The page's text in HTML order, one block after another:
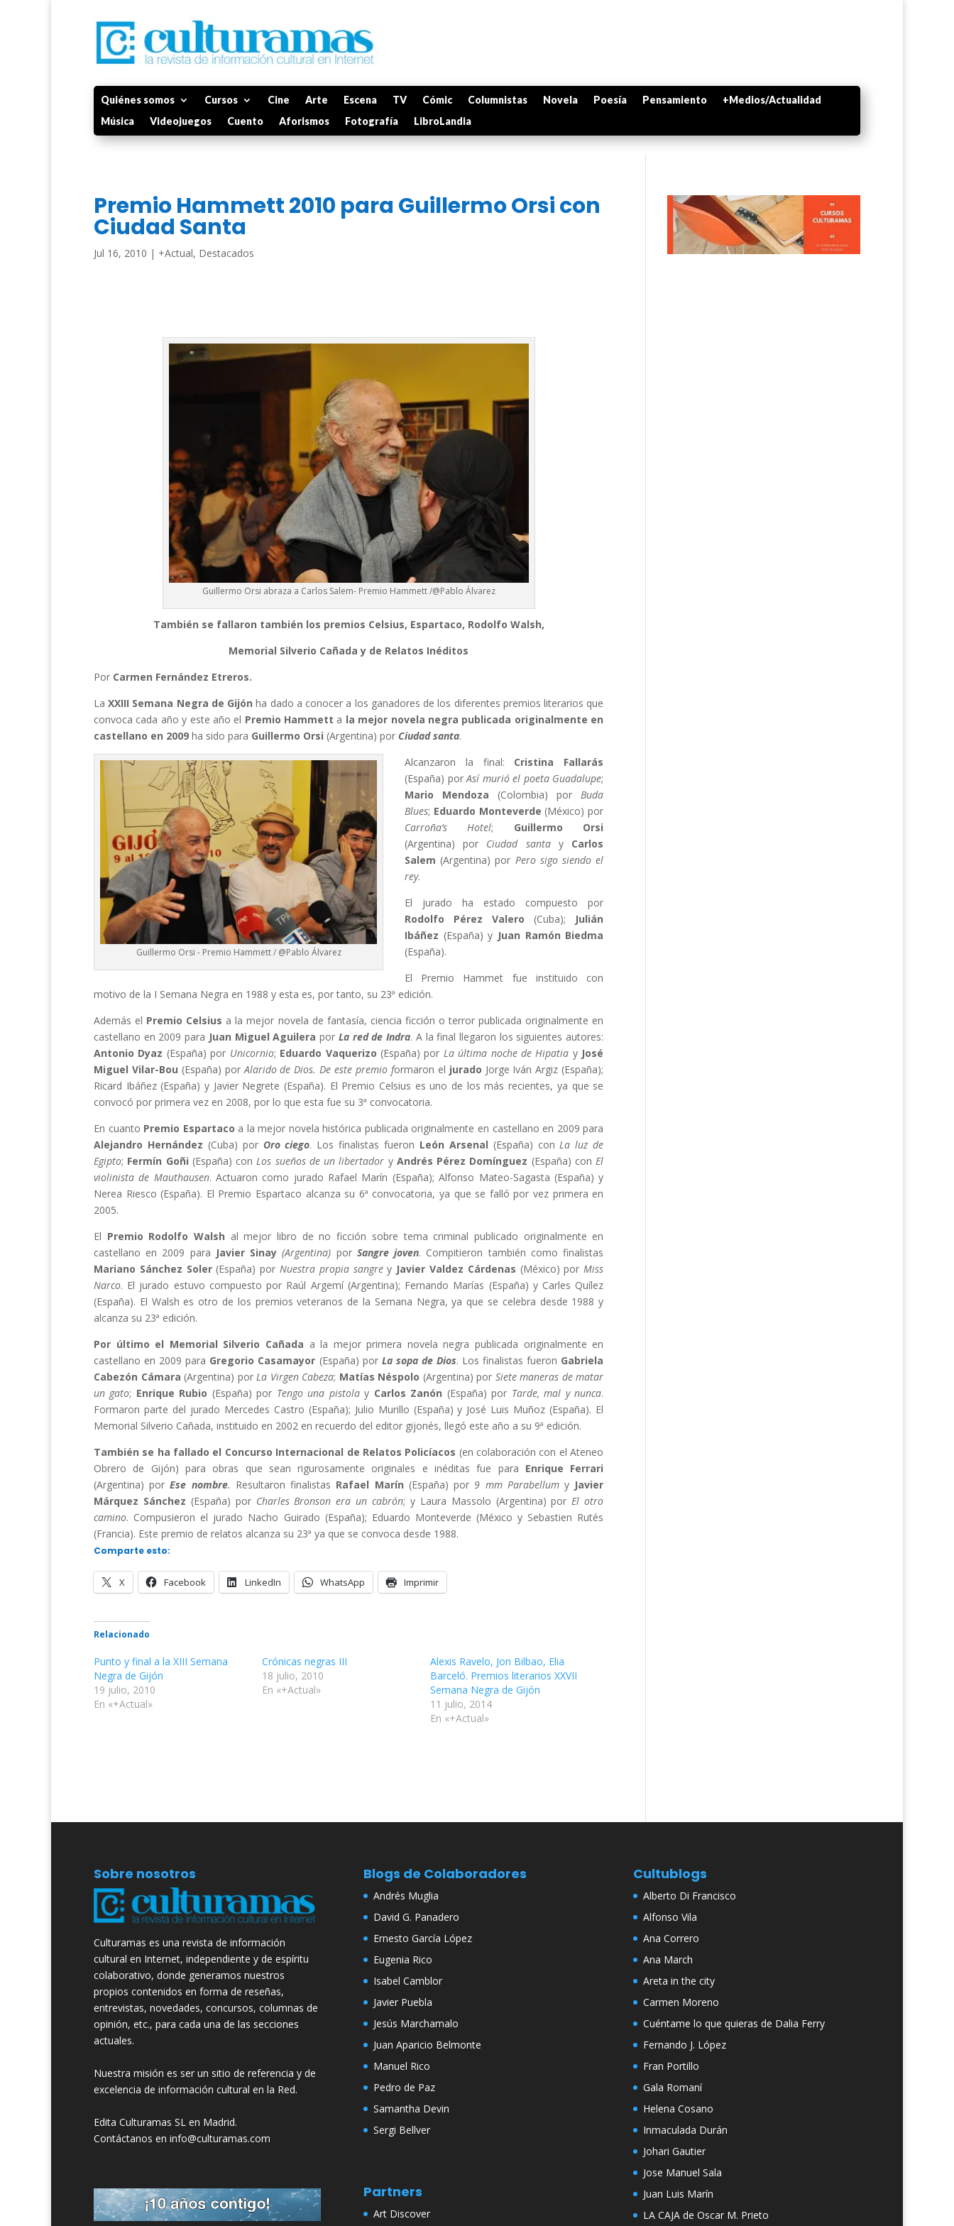
Quiénes somos Cursos Cine Arte Escena TV Cómic Columnistas Novela Poesía Pensamiento
+Medios/Actualidad
Música
Videojuegos Cuento Aforismos Fotografía LibroLandia
Premio Hammett 2010 para Guillermo Orsi con
Ciudad Santa
Jul 16, 2010 | +Actual, Destacados
Guillermo Orsi abraza a Carlos Salem- Premio Hammett /@Pablo Álvarez
También se fallaron también los premios Celsius, Espartaco, Rodolfo Walsh,
Memorial Silverio Cañada y de Relatos Inéditos
Por Carmen Fernández Etreros.
LaXXIII Semana Negra de Gijón ha dado a conocer a los ganadores de los diferentes premios literarios que
convoca cada año y este año el Premio Hammett a la mejor novela negra publicada originalmente en
castellano en 2009 ha sido para Guillermo Orsi (Argentina) por Ciudad santa.
Guillermo Orsi - Premio Hammett / @Pablo Álvarez
Alcanzaron la final: Cristina Fallarás
(España) porAsí murió el poeta Guadalupe;
Mario Mendoza (Colombia) por Buda
Blues; Eduardo Monteverde (México) por
Carroña’s Hotel; Guillermo Orsi
(Argentina) por Ciudad santay Carlos
Salem (Argentina) por Pero sigo siendo el
rey.
El jurado ha estado compuesto por
Rodolfo Pérez Valero (Cuba); Julián
Ibáñez (España) y Juan Ramón Biedma
(España).
El Premio Hammet fue instituido con
motivo de la I Semana Negra en 1988 y esta es, por tanto, su 23ª edición.
Además el Premio Celsius a la mejor novela de fantasía, ciencia ficción o terror publicada originalmente en
castellano en 2009 para Juan Miguel Aguilera por La red de Indra. A la final llegaron los siguientes autores:
Antonio Dyaz (España) por Unicornio; Eduardo Vaquerizo (España) por La última noche de Hipatia yJosé
Miguel Vilar-Bou (España) por Alarido de Dios. De este premio formaron el jurado Jorge Iván Argiz (España);
Ricard Ibáñez (España) y Javier Negrete (España). El Premio Celsius es uno de los más recientes, ya que se
convocó por primera vez en 2008, por lo que esta fue su 3ª convocatoria.
En cuanto Premio Espartaco a la mejor novela histórica publicada originalmente en castellano en 2009 para
Alejandro Hernández (Cuba) por Oro ciego. Los finalistas fueron León Arsenal (España) con La luz de
Egipto; Fermín Goñi (España) con Los sueños de un libertador y Andrés Pérez Domínguez (España) con El
violinista de Mauthausen. Actuaron como jurado Rafael Marín (España); Alfonso Mateo-Sagasta (España) y
Nerea Riesco (España). El Premio Espartaco alcanza su 6ª convocatoria, ya que se falló por vez primera en
2005.
El Premio Rodolfo Walsh al mejor libro de no ficción sobre tema criminal publicado originalmente en
castellano en 2009 para Javier Sinay (Argentina) por Sangre joven. Compitieron también como finalistas
Mariano Sánchez Soler(España) por Nuestra propia sangrey Javier Valdez Cárdenas (México) por Miss
Narco. El jurado estuvo compuesto por Raúl Argemí (Argentina); Fernando Marías (España) y Carles Quílez
(España). El Walsh es otro de los premios veteranos de la Semana Negra, ya que se celebra desde 1988 y
alcanza su 23ª edición.
Por último el Memorial Silverio Cañada a la mejor primera novela negra publicada originalmente en
castellano en 2009 para Gregorio Casamayor (España) por La sopa de Dios. Los finalistas fueron Gabriela
Cabezón Cámara (Argentina) por La Virgen Cabeza; Matías Néspolo (Argentina) por Siete maneras de matar
un gato; Enrique Rubio (España) por Tengo una pistolay Carlos Zanón (España) por Tarde, mal y nunca.
Formaron parte del jurado Mercedes Castro (España); Julio Murillo (España) y José Luis Muñoz (España). El
Memorial Silverio Cañada, instituido en 2002 en recuerdo del editor gijonés, llegó este año a su 9ª edición.
También se ha fallado el Concurso Internacional de Relatos Policíacos (en colaboración con el Ateneo
Obrero de Gijón) para obras que sean rigurosamente originales e inéditas fue para Enrique Ferrari
(Argentina) porEse nombre. Resultaron finalistas Rafael Marín (España) por 9 mm Parabellumy Javier
Márquez Sánchez (España) por Charles Bronson era un cabrón; y Laura Massolo (Argentina) por El otro
camino. Compusieron el jurado Nacho Guirado (España); Eduardo Monteverde (México y Sebastien Rutés
(Francia). Este premio de relatos alcanza su 23ª ya que se convoca desde 1988.
Comparte esto:
X Facebook LinkedIn WhatsApp Imprimir
Relacionado
Punto y final a la XIII Semana
Negra de Gijón
19 julio, 2010
En «+Actual»
Crónicas negras III
18 julio, 2010
En «+Actual»
Alexis Ravelo, Jon Bilbao, Elia
Barceló. Premios literarios XXVII
Semana Negra de Gijón
11 julio, 2014
En «+Actual»
Sobre nosotros
Culturamas es una revista de información
cultural en Internet, independiente y de espíritu
colaborativo, donde generamos nuestros
propios contenidos en forma de reseñas,
entrevistas, novedades, concursos, columnas de
opinión, etc., para cada una de las secciones
actuales.
Nuestra misión es ser un sitio de referencia y de
excelencia de información cultural en la Red.
Edita Culturamas SL en Madrid.
Contáctanos en info@culturamas.com
Blogs de Colaboradores
Andrés Muglia
David G. Panadero
Ernesto García López
Eugenia Rico
Isabel Camblor
Javier Puebla
Jesús Marchamalo
Juan Aparicio Belmonte
Manuel Rico
Pedro de Paz
Samantha Devin
Sergi Bellver
Partners
Art Discover
Cultublogs
Alberto Di Francisco
Alfonso Vila
Ana Correro
Ana March
Areta in the city
Carmen Moreno
Cuéntame lo que quieras de Dalia Ferry
Fernando J. López
Fran Portillo
Gala Romaní
Helena Cosano
Inmaculada Durán
Johari Gautier
Jose Manuel Sala
Juan Luis Marín
LA CAJA de Oscar M. Prieto